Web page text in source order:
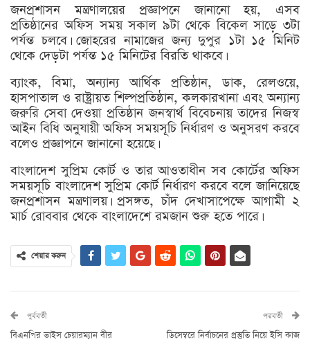
জনপ্রশাসন মন্ত্রণালয়ের প্রজ্ঞাপনে জানানো হয়, এসব
প্রতিষ্ঠানের অফিস সময় সকাল ৯টা থেকে বিকেল সাড়ে ৩টা
পর্যন্ত চলবে। জোহরের নামাজের জন্য দুপুর ১টা ১৫ মিনিট
থেকে দেড়টা পর্যন্ত ১৫ মিনিটের বিরতি থাকবে।
ব্যাংক, বিমা, অন্যান্য আর্থিক প্রতিষ্ঠান, ডাক, রেলওয়ে,
হাসপাতাল ও রাষ্ট্রায়ত শিল্পপ্রতিষ্ঠান, কলকারখানা এবং অন্যান্য
জরুরি সেবা দেওয়া প্রতিষ্ঠান জনস্বার্থ বিবেচনায় তাদের নিজস্ব
আইন বিধি অনুযায়ী অফিস সময়সূচি নির্ধারণ ও অনুসরণ করবে
বলেও প্রজ্ঞাপনে জানানো হয়েছে।
বাংলাদেশ সুপ্রিম কোর্ট ও তার আওতাধীন সব কোর্টের অফিস
সময়সূচি বাংলাদেশ সুপ্রিম কোর্ট নির্ধারণ করবে বলে জানিয়েছে
জনপ্রশাসন মন্ত্রণালয়। প্রসঙ্গত, চাঁদ দেখাসাপেক্ষে আগামী ২
মার্চ রোববার থেকে বাংলাদেশে রমজান শুরু হতে পারে।
শেয়ার করুন
পুর্ববর্তী
বিএনপির ভাইস চেয়ারম্যান বীর
পরবর্তী
ডিসেম্বরে নির্বাচনের প্রস্তুতি নিয়ে ইসি কাজ